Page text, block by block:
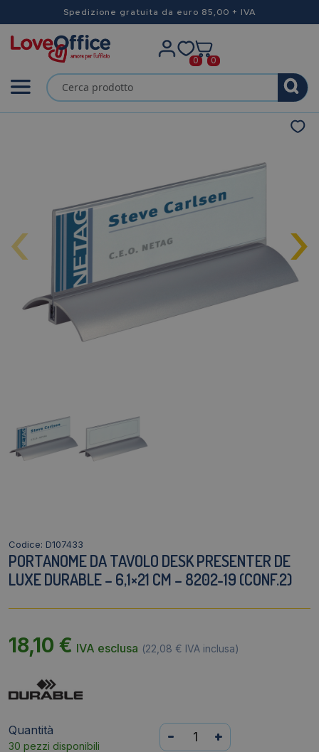
Spedizione gratuita da euro 85,00 + IVA
0 0
‹ ›
Codice: D107433
PORTANOME DA TAVOLO DESK PRESENTER DE
LUXE DURABLE – 6,1×21 CM – 8202-19 (CONF.2)
18,10 € IVA esclusa (22,08 € IVA inclusa)
Quantità
30 pezzi disponibili
Portanome
da
- +